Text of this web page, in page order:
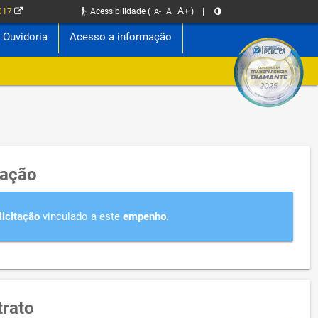
Acessibilidade ( A- A A+)
Ouvidoria Acesso a informação
licitação vinculado a esteempenho.